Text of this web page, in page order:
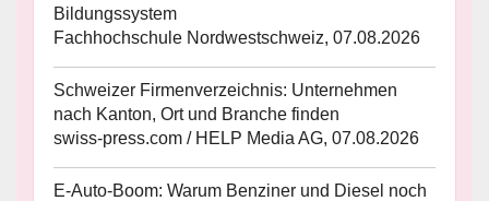
Bildungssystem
Fachhochschule Nordwestschweiz, 07.08.2026
Schweizer Firmenverzeichnis: Unternehmen
nach Kanton, Ort und Branche finden
swiss-press.com / HELP Media AG, 07.08.2026
E-Auto-Boom: Warum Benziner und Diesel noch